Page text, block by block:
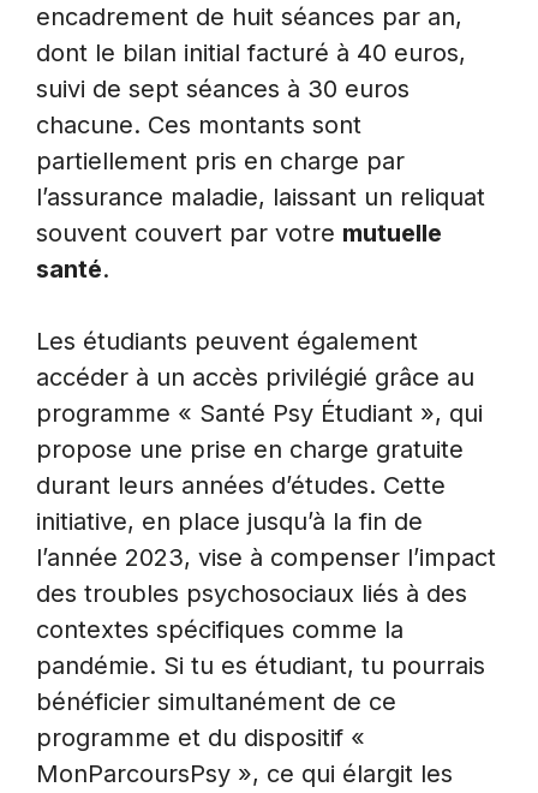
encadrement de huit séances par an,
dont le bilan initial facturé à 40 euros,
suivi de sept séances à 30 euros
chacune. Ces montants sont
partiellement pris en charge par
l’assurance maladie, laissant un reliquat
souvent couvert par votre mutuelle
santé.
Les étudiants peuvent également
accéder à un accès privilégié grâce au
programme « Santé Psy Étudiant », qui
propose une prise en charge gratuite
durant leurs années d’études. Cette
initiative, en place jusqu’à la fin de
l’année 2023, vise à compenser l’impact
des troubles psychosociaux liés à des
contextes spécifiques comme la
pandémie. Si tu es étudiant, tu pourrais
bénéficier simultanément de ce
programme et du dispositif «
MonParcoursPsy », ce qui élargit les